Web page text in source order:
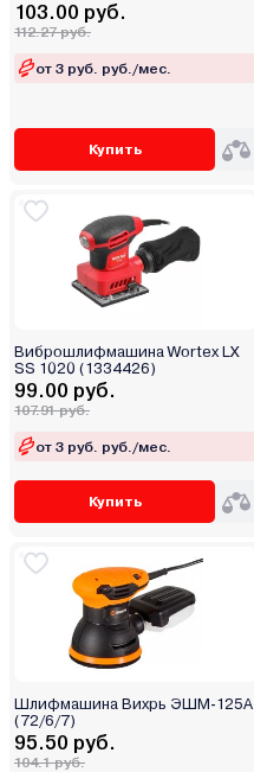
103.00 руб.
112.27 руб.
от 3 руб. руб./мес.
Купить
Виброшлифмашина Wortex LX
SS 1020 (1334426)
99.00 руб.
107.91 руб.
от 3 руб. руб./мес.
Купить
Шлифмашина Вихрь ЭШМ-125А
(72/6/7)
95.50 руб.
104.1 руб.